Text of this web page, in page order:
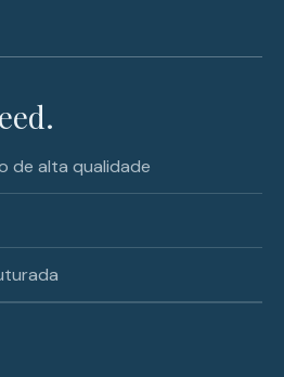
de alta qualidade